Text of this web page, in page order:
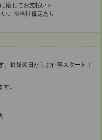
応じてお支払い＞
い。※当社規定あり
。最短翌日からお仕事スタート！
。